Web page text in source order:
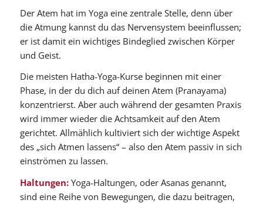
Der Atem hat im Yoga eine zentrale Stelle, denn über
die Atmung kannst du das Nervensystem beeinflussen;
er ist damit ein wichtiges Bindeglied zwischen Körper
und Geist.
Die meisten Hatha-Yoga-Kurse beginnen mit einer
Phase, in der du dich auf deinen Atem (Pranayama)
konzentrierst. Aber auch während der gesamten Praxis
wird immer wieder die Achtsamkeit auf den Atem
gerichtet. Allmählich kultiviert sich der wichtige Aspekt
des „sich Atmen lassens“ – also den Atem passiv in sich
einströmen zu lassen.
Haltungen:Yoga-Haltungen, oder Asanas genannt,
sind eine Reihe von Bewegungen, die dazu beitragen,